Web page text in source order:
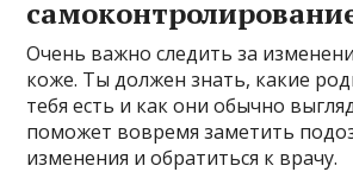
Очень важно следить за
коже. Ты должен знать, какие
тебя есть и как они обычно
поможет вовремя заметить
изменения и обратиться к врачу.